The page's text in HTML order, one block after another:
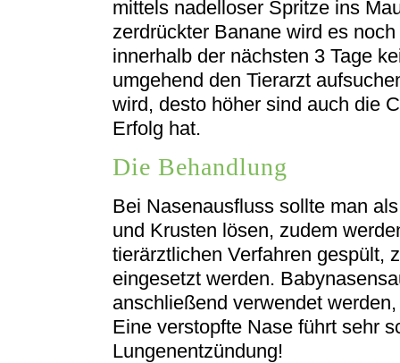
mittels nadelloser Spritze ins
zerdrückter Banane wird es
innerhalb der nächsten 3 Tage
umgehend den Tierarzt
wird, desto höher sind auch die
Erfolg hat.
Die Behandlung
Bei Nasenausfluss sollte man
und Krusten lösen, zudem
tierärztlichen Verfahren gespült,
eingesetzt werden.
anschließend verwendet
Eine verstopfte Nase führt sehr
Lungenentzündung!